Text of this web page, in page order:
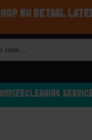
NU BETAAL
CLEANING